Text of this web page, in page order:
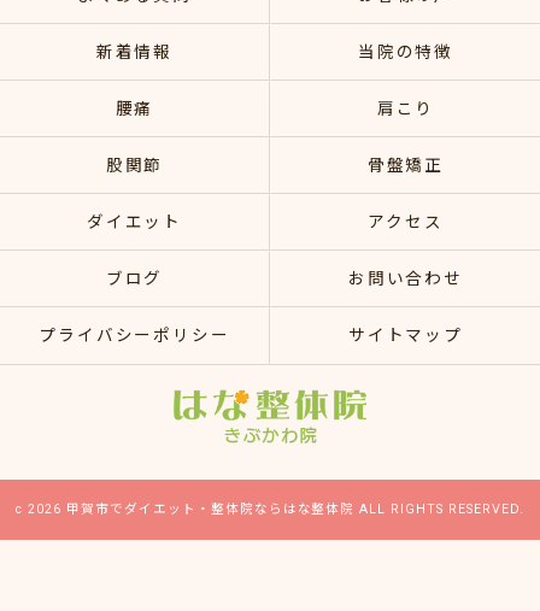
新着情報 当院の特徴
腰痛 肩こり
股関節 骨盤矯正
ダイエット アクセス
ブログ お問い合わせ
プライバシーポリシー サイトマップ
c 2026 甲賀市でダイエット・整体院ならはな整体院 ALL RIGHTS RESERVED.